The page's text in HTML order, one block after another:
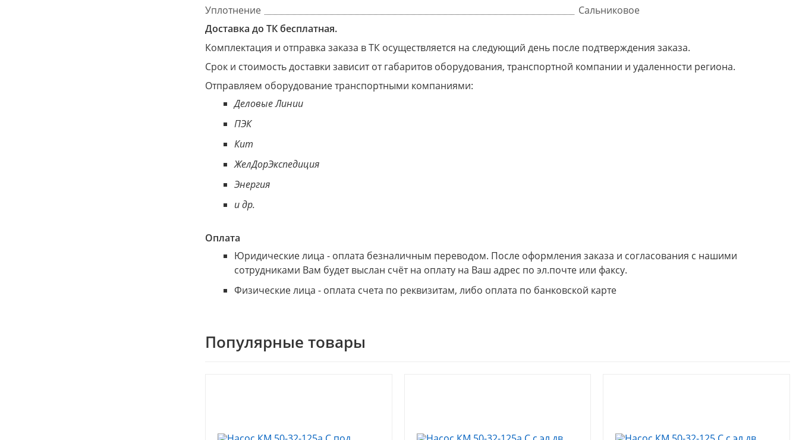
Уплотнение
Сальниковое
Доставка до ТК бесплатная.
Комплектация и отправка заказа в ТК осуществляется на следующий день после подтверждения заказа.
Срок и стоимость доставки зависит от габаритов оборудования, транспортной компании и удаленности региона.
Отправляем оборудование транспортными компаниями:
Деловые Линии
ПЭК
Кит
ЖелДорЭкспедиция
Энергия
и др.
Оплата
Юридические лица - оплата безналичным переводом. После оформления заказа и согласования с нашими
сотрудниками Вам будет выслан счёт на оплату на Ваш адрес по эл.почте или факсу.
Физические лица - оплата счета по реквизитам, либо оплата по банковской карте
Популярные товары